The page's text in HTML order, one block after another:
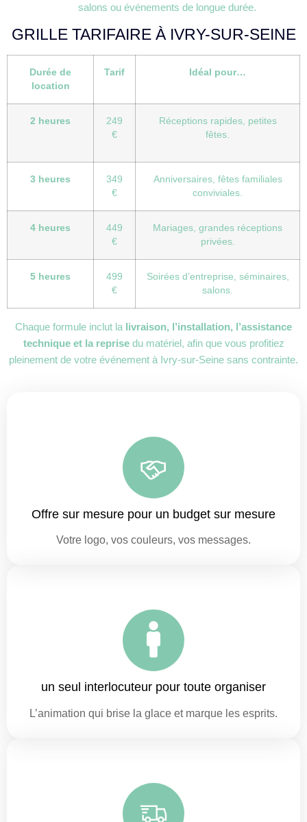
salons ou événements de longue durée.
GRILLE TARIFAIRE À IVRY-SUR-SEINE
Durée de
location
Tarif Idéal pour…
2 heures
249
€
Réceptions rapides, petites
fêtes.
3 heures
349
€
Anniversaires, fêtes familiales
conviviales.
4 heures
449
€
Mariages, grandes réceptions
privées.
5 heures
499
€
Soirées d’entreprise, séminaires,
salons.
Chaque formule inclut la livraison, l’installation, l’assistance
technique et la reprisedu matériel, afin que vous profitiez
pleinement de votre événement à Ivry-sur-Seine sans contrainte.
Offre sur mesure pour un budget sur mesure
Votre logo, vos couleurs, vos messages.
un seul interlocuteur pour toute organiser
L’animation qui brise la glace et marque les esprits.